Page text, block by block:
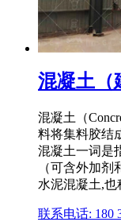
混凝土（
混凝土（
料将集料胶结
混凝土一词是
（可含外加
水泥混凝土,也
联系电话: 180